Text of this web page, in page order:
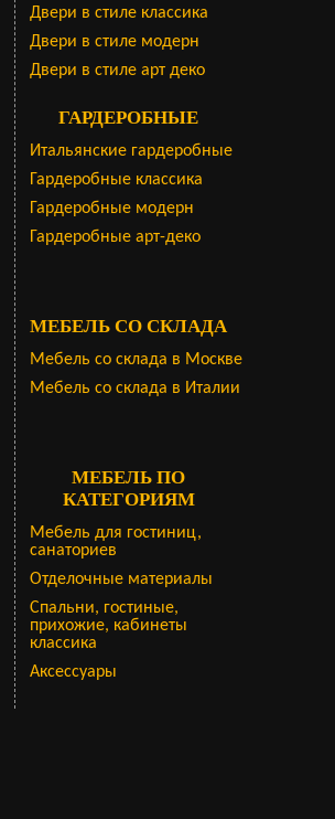
Двери в стиле классика
Двери в стиле модерн
Двери в стиле арт деко
ГАРДЕРОБНЫЕ
Итальянские гардеробные
Гардеробные классика
Гардеробные модерн
Гардеробные арт-деко
МЕБЕЛЬ СО СКЛАДА
Мебель со склада в Москве
Мебель со склада в Италии
МЕБЕЛЬ ПО
КАТЕГОРИЯМ
Мебель для гостиниц,
санаториев
Отделочные материалы
Спальни, гостиные,
прихожие, кабинеты
классика
Аксессуары